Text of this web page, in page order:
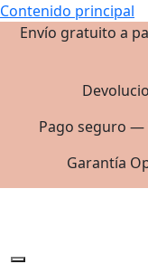
Contenido principal
Envío gratuito a
Pago seguro —
Garantía